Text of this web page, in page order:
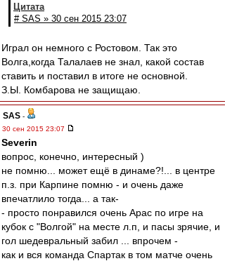
Цитата
# SAS » 30 сен 2015 23:07
Играл он немного с Ростовом. Так это
Волга,когда Талалаев не знал, какой состав
ставить и поставил в итоге не основной.
З.Ы. Комбарова не защищаю.
SAS -
30 сен 2015 23:07
Severin
вопрос, конечно, интересный )
не помню... может ещё в динаме?!... в центре
п.з. при Карпине помню - и очень даже
впечатлило тогда... а так-
- просто понравился очень Арас по игре на
кубок с "Волгой" на месте л.п, и пасы зрячие, и
гол шедевральный забил ... впрочем -
как и вся команда Спартак в том матче очень